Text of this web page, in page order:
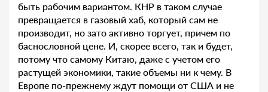
быть рабочим вариантом. КНР в таком случае
превращается в газовый хаб, который сам не
производит, но зато активно торгует, причем по
баснословной цене. И, скорее всего, так и будет,
потому что самому Китаю, даже с учетом его
растущей экономики, такие объемы ни к чему. В
Европе по-прежнему ждут помощи от США и не